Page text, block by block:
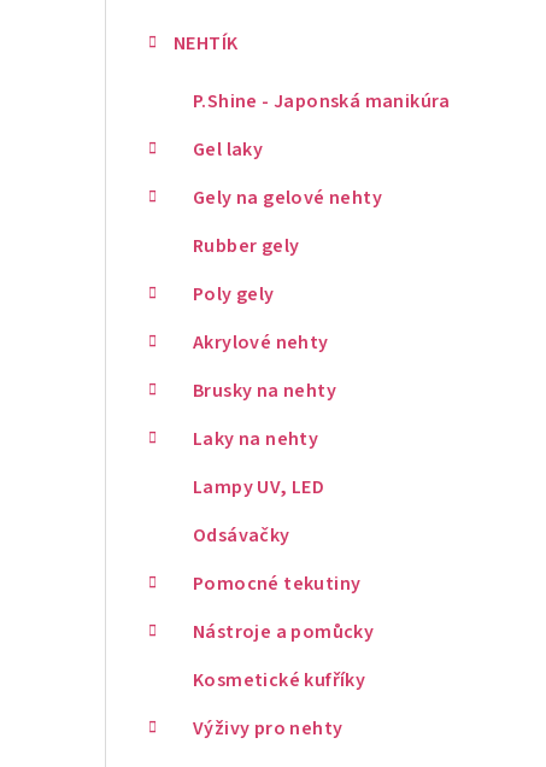
NEHTÍK
P.Shine - Japonská manikúra
Gel laky
Gely na gelové nehty
Rubber gely
Poly gely
Akrylové nehty
Brusky na nehty
Laky na nehty
Lampy UV, LED
Odsávačky
Pomocné tekutiny
Nástroje a pomůcky
Kosmetické kufříky
Výživy pro nehty